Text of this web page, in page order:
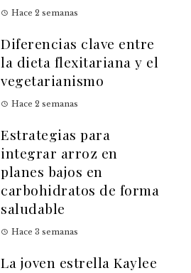
Hace 2 semanas
Diferencias clave entre
la dieta flexitariana y el
vegetarianismo
Hace 2 semanas
Estrategias para
integrar arroz en
planes bajos en
carbohidratos de forma
saludable
Hace 3 semanas
La joven estrella Kaylee